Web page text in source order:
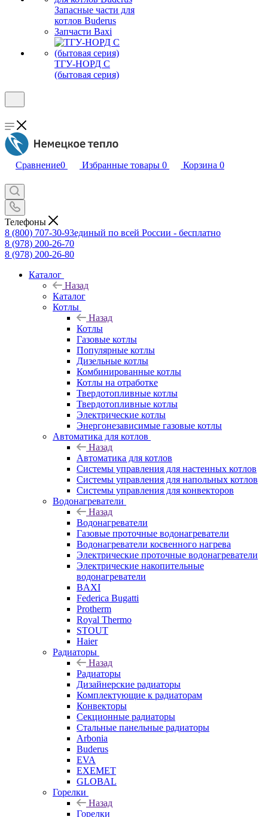
Запасные части для
котлов Buderus
Запчасти Baxi
ТГУ-НОРД С
(бытовая серия)
Сравнение0 Избранные товары 0 Корзина 0
Телефоны
8 (800) 707-30-93единый по всей России - бесплатно
8 (978) 200-26-70
8 (978) 200-26-80
Каталог
Назад
Каталог
Котлы
Назад
Котлы
Газовые котлы
Популярные котлы
Дизельные котлы
Комбинированные котлы
Котлы на отработке
Твердотопливные котлы
Твердотопливные котлы
Электрические котлы
Энергонезависимые газовые котлы
Автоматика для котлов
Назад
Автоматика для котлов
Системы управления для настенных котлов
Системы управления для напольных котлов
Системы управления для конвекторов
Водонагреватели
Назад
Водонагреватели
Газовые проточные водонагреватели
Водонагреватели косвенного нагрева
Электрические проточные водонагреватели
Электрические накопительные
водонагреватели
BAXI
Federica Bugatti
Protherm
Royal Thermo
STOUT
Haier
Радиаторы
Назад
Радиаторы
Дизайнерские радиаторы
Комплектующие к радиаторам
Конвекторы
Секционные радиаторы
Стальные панельные радиаторы
Arbonia
Buderus
EVA
EXEMET
GLOBAL
Горелки
Назад
Горелки